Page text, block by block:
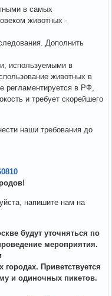
в самых
животных -
Дополнить
используемыми в
животных в
регламентируется в РФ,
и требует скорейшего
наши требования до
напишите нам на
будут уточняться по
мероприятия.
Приветствуется
и одиночных пикетов.